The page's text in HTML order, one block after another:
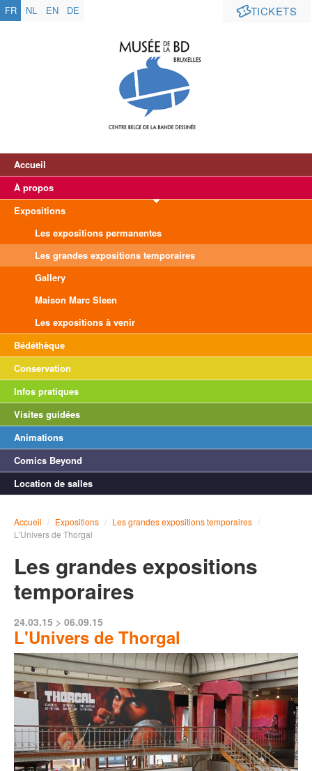
TICKETS
FR NL EN DE
Accueil
À propos
Expositions
Les expositions permanentes
Les grandes expositions temporaires
Gallery
Maison Marc Sleen
Les expositions à venir
Bédéthèque
Conservation
Infos pratiques
Visites guidées
Animations
Comics Beyond
Location de salles
Accueil / Expositions / Les grandes expositions temporaires /
L'Univers de Thorgal
Les grandes expositions
temporaires
24.03.15 > 06.09.15
L'Univers de Thorgal